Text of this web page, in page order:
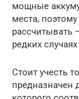
мощные
места,
рассчитывать
редких
Стоит учесть
предназначен